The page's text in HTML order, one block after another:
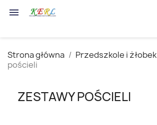

Strona główna Przedszkole i żłobek
pościeli
ZESTAWY POŚCIELI